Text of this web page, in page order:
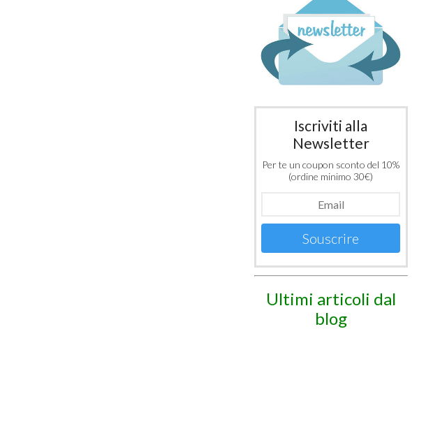
Iscriviti alla
Newsletter
Per te un coupon sconto del 10%
(ordine minimo 30€)
Souscrire
Ultimi articoli dal
blog